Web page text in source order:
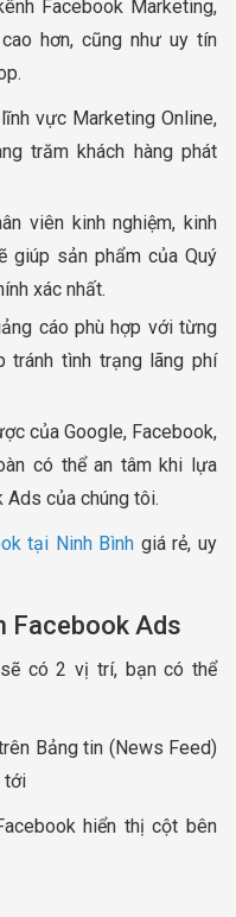
Facebook Marketing,
hơn, cũng như uy tín
vực Marketing Online,
trăm khách hàng phát
viên kinh nghiệm, kinh
giúp sản phẩm của Quý
xác nhất.
cáo phù hợp với từng
tránh tình trạng lãng phí
của Google, Facebook,
có thể an tâm khi lựa
Ads của chúng tôi.
tại Ninh Bình giá rẻ, uy
Facebook Ads
có 2 vị trí, bạn có thể
Bảng tin (News Feed)
tới
hiển thị cột bên